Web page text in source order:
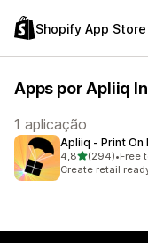
Shopify App Store
Apps por Apliiq
1 aplicação
Apliiq ‑ Print On
4,8de 5 estrelas
(294)
294 total de•Free
Create retail